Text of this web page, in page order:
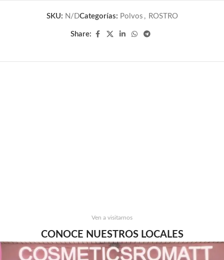
SKU: N/DCategorías: Polvos , ROSTRO
Share:
Ven a visitarnos
CONOCE NUESTROS LOCALES